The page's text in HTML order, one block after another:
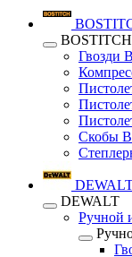
BOSTITCH
Гвозди
Скобы
DEWALT
Ручной